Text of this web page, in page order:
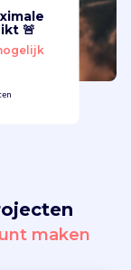
🚨
maken